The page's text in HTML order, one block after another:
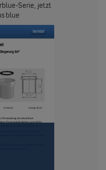
Serie, jetzt
blue